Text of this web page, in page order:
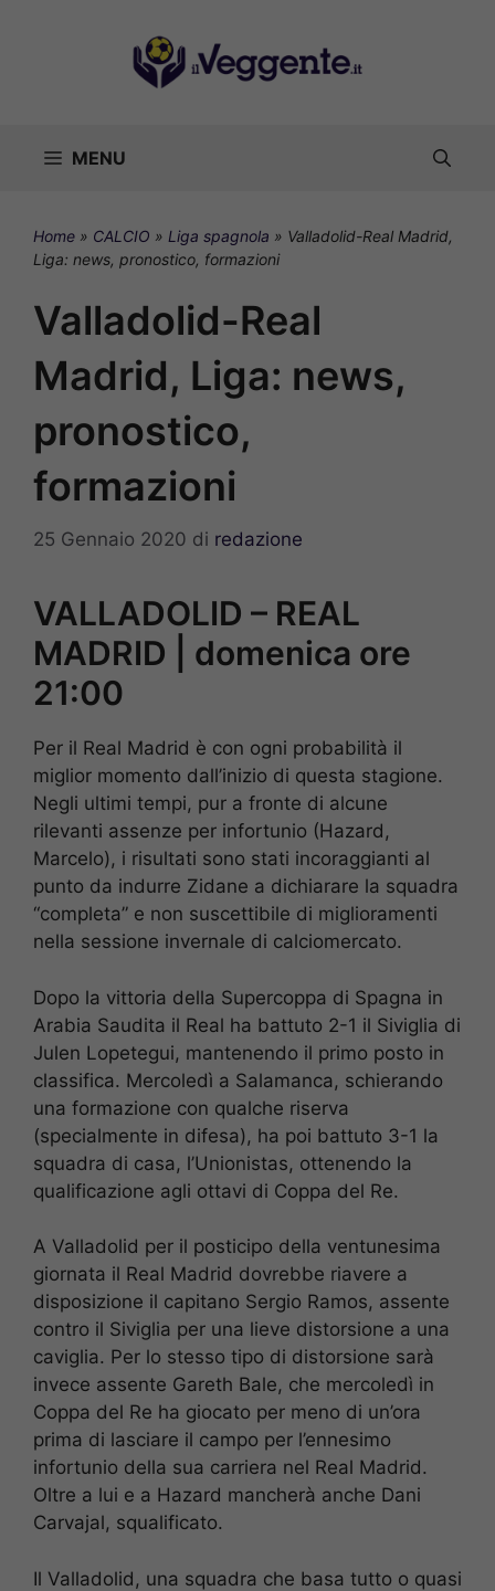
MENU
Home » CALCIO » Liga spagnola » Valladolid-Real Madrid,
Liga: news, pronostico, formazioni
Valladolid-Real
Madrid, Liga: news,
pronostico,
formazioni
25 Gennaio 2020 di redazione
VALLADOLID – REAL
MADRID | domenica ore
21:00
Per il Real Madrid è con ogni probabilità il
miglior momento dall’inizio di questa stagione.
Negli ultimi tempi, pur a fronte di alcune
rilevanti assenze per infortunio (Hazard,
Marcelo), i risultati sono stati incoraggianti al
punto da indurre Zidane a dichiarare la squadra
“completa” e non suscettibile di miglioramenti
nella sessione invernale di calciomercato.
Dopo la vittoria della Supercoppa di Spagna in
Arabia Saudita il Real ha battuto 2-1 il Siviglia di
Julen Lopetegui, mantenendo il primo posto in
classifica. Mercoledì a Salamanca, schierando
una formazione con qualche riserva
(specialmente in difesa), ha poi battuto 3-1 la
squadra di casa, l’Unionistas, ottenendo la
qualificazione agli ottavi di Coppa del Re.
A Valladolid per il posticipo della ventunesima
giornata il Real Madrid dovrebbe riavere a
disposizione il capitano Sergio Ramos, assente
contro il Siviglia per una lieve distorsione a una
caviglia. Per lo stesso tipo di distorsione sarà
invece assente Gareth Bale, che mercoledì in
Coppa del Re ha giocato per meno di un’ora
prima di lasciare il campo per l’ennesimo
infortunio della sua carriera nel Real Madrid.
Oltre a lui e a Hazard mancherà anche Dani
Carvajal, squalificato.
Il Valladolid, una squadra che basa tutto o quasi